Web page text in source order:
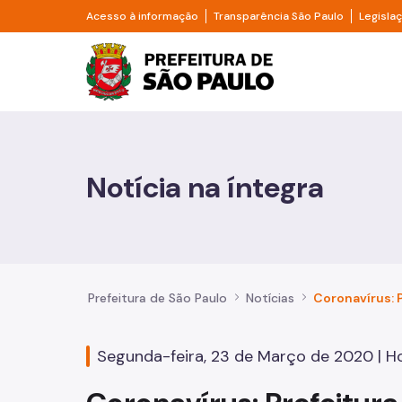
Pular para o Conteúdo principal
Acesso à informação Divisor de acesso à informação
Transparência São Paulo Divisor
Prefeitura de São
Casa e Moradia
Educação
Notícia na íntegra
Prefeitura de São Paulo Notícias
Segunda-feira, 23 de Março de 2020 |